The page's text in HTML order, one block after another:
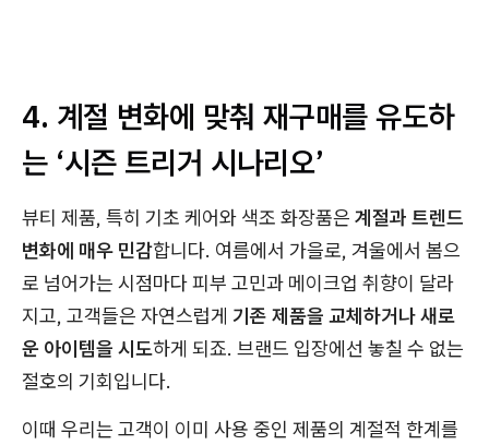
4. 계절 변화에 맞춰 재구매를 유도하
는 ‘시즌 트리거 시나리오’
뷰티 제품, 특히 기초 케어와 색조 화장품은 계절과 트렌드
변화에 매우 민감합니다. 여름에서 가을로, 겨울에서 봄으
로 넘어가는 시점마다 피부 고민과 메이크업 취향이 달라
지고, 고객들은 자연스럽게 기존 제품을 교체하거나 새로
운 아이템을 시도하게 되죠. 브랜드 입장에선 놓칠 수 없는
절호의 기회입니다.
이때 우리는 고객이 이미 사용 중인 제품의 계절적 한계를